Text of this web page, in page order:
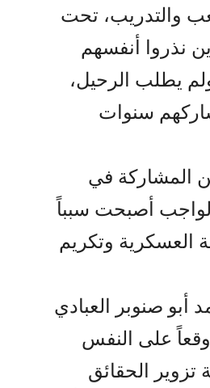
والتدريب، تحت
نذروا أنفسهم
يطلب الرحيل،
سنوات
المشاركة في
أصبحت سبباً
وتكريم
أبو صنوبر العبادي
على النفس
الحقائق